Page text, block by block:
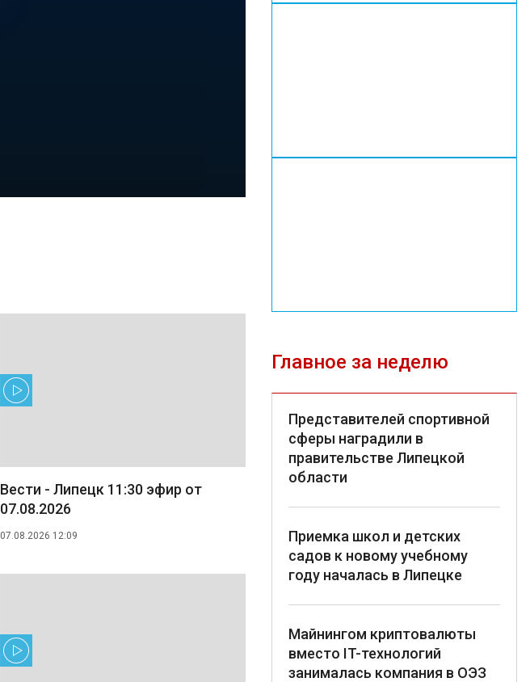
Вести - Липецк 11:30 эфир от
07.08.2026
07.08.2026 12:09
Главное за неделю
Представителей спортивной
сферы наградили в
правительстве Липецкой
области
Приемка школ и детских
садов к новому учебному
году началась в Липецке
Майнингом криптовалюты
вместо IT-технологий
занималась компания в ОЭЗ